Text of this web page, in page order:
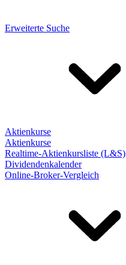
Erweiterte Suche
Aktienkurse
Aktienkurse
Realtime-Aktienkursliste (L&S)
Dividendenkalender
Online-Broker-Vergleich